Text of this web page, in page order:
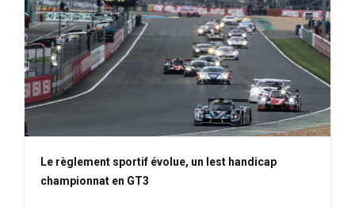
Le règlement sportif évolue, un lest handicap
championnat en GT3